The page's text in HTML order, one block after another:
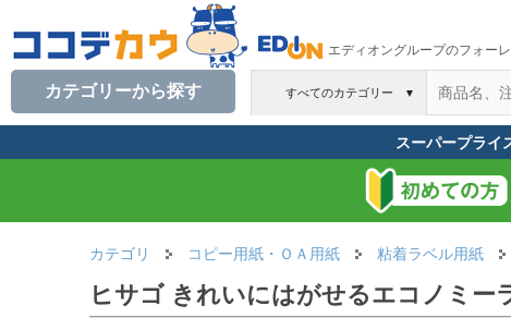
エディオングループのフォー
すべてのカテゴリー ▼
カテゴリーから探す
スーパープライ
カテゴリ コピー用紙・ＯＡ用紙 粘着ラベル用紙
ヒサゴ きれいにはがせるエコノミー